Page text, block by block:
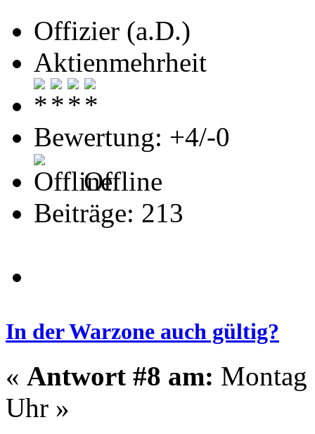
Offizier (a.D.)
Aktienmehrheit
Bewertung: +4/-0
Offline
Beiträge: 213
In der Warzone auch gültig?
« Antwort #8 am: Montag
Uhr »